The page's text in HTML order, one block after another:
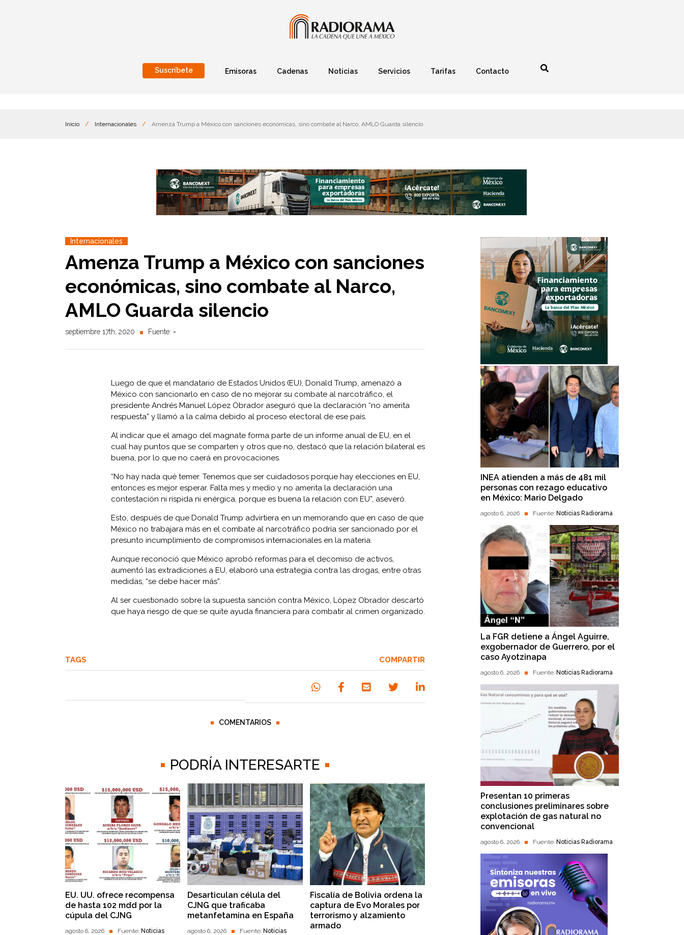
Suscríbete Emisoras Cadenas Noticias Servicios Tarifas Contacto
Inicio / Internacionales / Amenza Trump a México con sanciones económicas, sino combate al Narco, AMLO Guarda silencio
Internacionales
Amenza Trump a México con sanciones
económicas, sino combate al Narco,
AMLO Guarda silencio
septiembre 17th, 2020 Fuente: -
Luego de que el mandatario de Estados Unidos (EU), Donald Trump, amenazó a
México con sancionarlo en caso de no mejorar su combate al narcotráfico, el
presidente Andrés Manuel López Obrador aseguró que la declaración “no amerita
respuesta” y llamó a la calma debido al proceso electoral de ese país.
Al indicar que el amago del magnate forma parte de un informe anual de EU, en el
cual hay puntos que se comparten y otros que no, destacó que la relación bilateral es
buena, por lo que no caerá en provocaciones.
“No hay nada qué temer. Tenemos que ser cuidadosos porque hay elecciones en EU,
entonces es mejor esperar. Falta mes y medio y no amerita la declaración una
contestación ni ríspida ni enérgica, porque es buena la relación con EU”, aseveró.
Esto, después de que Donald Trump advirtiera en un memorando que en caso de que
México no trabajara más en el combate al narcotráfico podría ser sancionado por el
presunto incumplimiento de compromisos internacionales en la materia.
Aunque reconoció que México aprobó reformas para el decomiso de activos,
aumentó las extradiciones a EU, elaboró una estrategia contra las drogas, entre otras
medidas, “se debe hacer más”.
Al ser cuestionado sobre la supuesta sanción contra México, López Obrador descartó
que haya riesgo de que se quite ayuda financiera para combatir al crimen organizado.
TAGS COMPARTIR
COMENTARIOS
PODRÍA INTERESARTE
EU. UU. ofrece recompensa
de hasta 102 mdd por la
cúpula del CJNG
agosto 6, 2026 Fuente: Noticias
Desarticulan célula del
CJNG que traficaba
metanfetamina en España
agosto 6, 2026 Fuente: Noticias
Fiscalía de Bolivia ordena la
captura de Evo Morales por
terrorismo y alzamiento
armado
INEA atienden a más de 481 mil
personas con rezago educativo
en México: Mario Delgado
agosto 6, 2026 Fuente: Noticias Radiorama
La FGR detiene a Ángel Aguirre,
exgobernador de Guerrero, por el
caso Ayotzinapa
agosto 6, 2026 Fuente: Noticias Radiorama
Presentan 10 primeras
conclusiones preliminares sobre
explotación de gas natural no
convencional
agosto 6, 2026 Fuente: Noticias Radiorama